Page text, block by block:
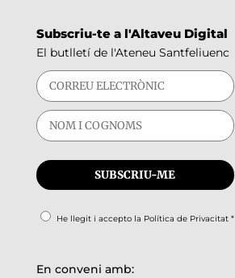
Subscriu-te a l'Altaveu Digital
El butlletí de l'Ateneu Santfeliuenc
He llegit i accepto la Política de Privacitat*
En conveni amb: